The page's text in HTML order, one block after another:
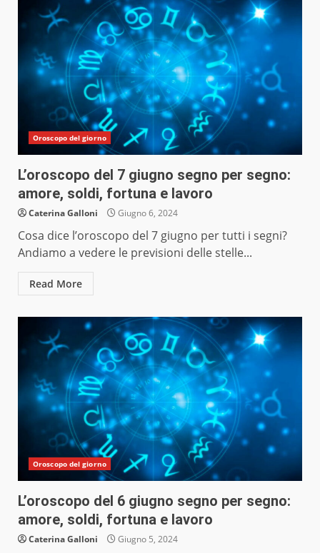
Oroscopo del giorno
L’oroscopo del 7 giugno segno per segno:
amore, soldi, fortuna e lavoro
Caterina Galloni Giugno 6, 2024
Cosa dice l’oroscopo del 7 giugno per tutti i segni?
Andiamo a vedere le previsioni delle stelle...
Read More
Oroscopo del giorno
L’oroscopo del 6 giugno segno per segno:
amore, soldi, fortuna e lavoro
Caterina Galloni Giugno 5, 2024